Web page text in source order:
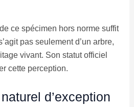
ce spécimen hors norme suffit
pas seulement d’un arbre,
vivant. Son statut officiel
cette perception.
d’exception